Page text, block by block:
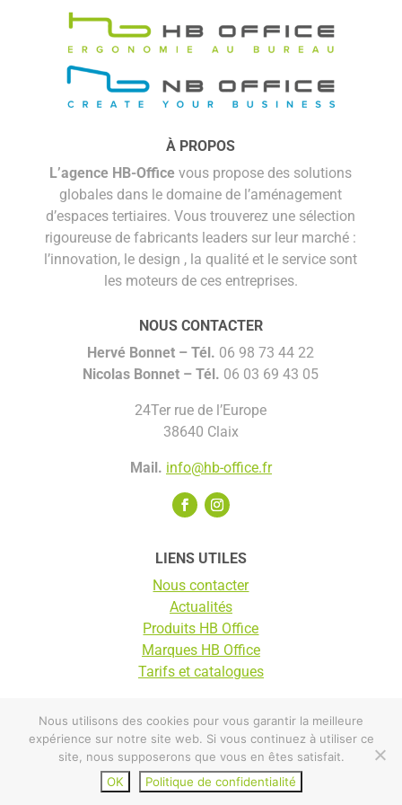
TARIFS ET CATALOGUES
À PROPOS
L’agence HB-Office vous propose des solutions
globales dans le domaine de l’aménagement
d’espaces tertiaires. Vous trouverez une sélection
rigoureuse de fabricants leaders sur leur marché :
l’innovation, le design , la qualité et le service sont
les moteurs de ces entreprises.
NOUS CONTACTER
Hervé Bonnet –Tél. 06 98 73 44 22
Nicolas Bonnet – Tél. 06 03 69 43 05
24Ter rue de l’Europe
38640 Claix
Mail. info@hb-office.fr
LIENS UTILES
Nous contacter
Actualités
Produits HB Office
Marques HB Office
Tarifs et catalogues
© HB Office 2025 |Mentions légales
Nous utilisons des cookies pour vous garantir la meilleure
expérience sur notre site web. Si vous continuez à utiliser ce
site, nous supposerons que vous en êtes satisfait.
OK
Politique de confidentialité